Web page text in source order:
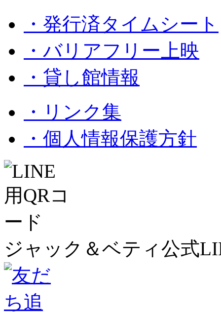
・発行済タイムシート
・バリアフリー上映
・貸し館情報
・リンク集
・個人情報保護方針
ジャック＆ベティ公式